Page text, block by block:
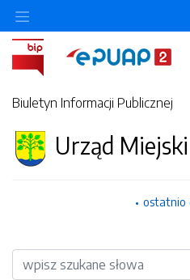
Biuletyn Informacji Publicznej
Urząd
ostatnio
Wyszukiwarka